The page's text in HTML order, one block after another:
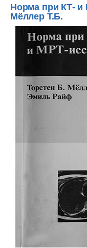
Норма при КТ- и
Мёллер Т.Б.